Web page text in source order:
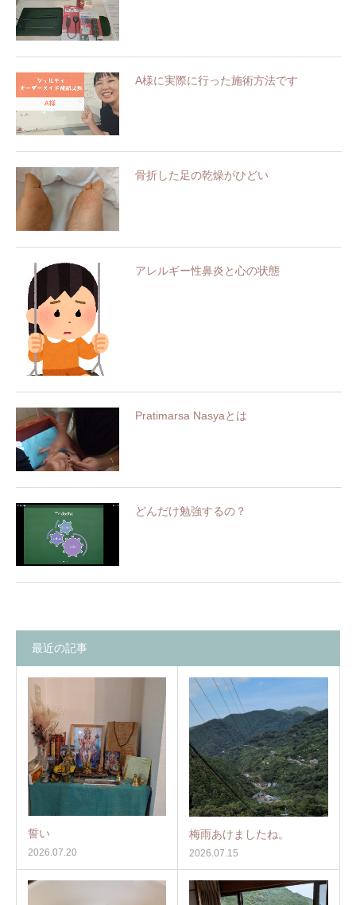
A様に実際に行った施術方法です
骨折した足の乾燥がひどい
アレルギー性鼻炎と心の状態
Pratimarsa Nasyaとは
どんだけ勉強するの？
最近の記事
誓い
2026.07.20
梅雨あけましたね。
2026.07.15